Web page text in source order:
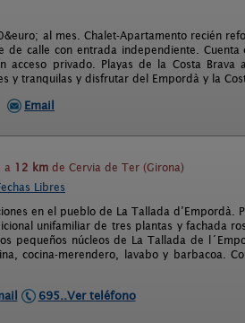
al mes. Chalet-Apartamento recién
de calle con entrada independiente.
privado. Playas de la Costa Brava
y tranquilas y disfrutar del Empordà y la
Email
a 12 km de Cervia de Ter (Girona)
Libres
en el pueblo de La Tallada d’Empordà.
unifamiliar de tres plantas y fachada
pequeños núcleos de La Tallada de
cocina-merendero, lavabo y barbacoa.
695..Ver teléfono